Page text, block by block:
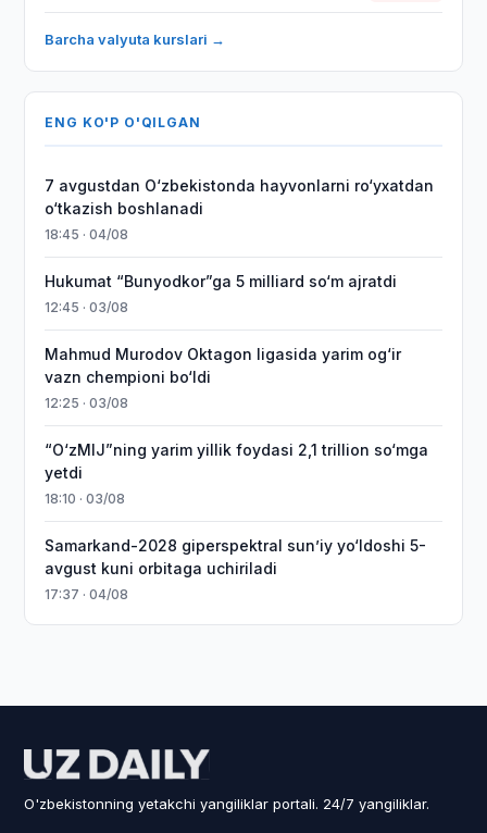
Barcha valyuta kurslari →
ENG KO'P O'QILGAN
7 avgustdan O‘zbekistonda hayvonlarni ro‘yxatdan
o‘tkazish boshlanadi
18:45 · 04/08
Hukumat “Bunyodkor”ga 5 milliard so‘m ajratdi
12:45 · 03/08
Mahmud Murodov Oktagon ligasida yarim og‘ir
vazn chempioni bo‘ldi
12:25 · 03/08
“O‘zMIJ”ning yarim yillik foydasi 2,1 trillion so‘mga
yetdi
18:10 · 03/08
Samarkand-2028 giperspektral sun’iy yo‘ldoshi 5-
avgust kuni orbitaga uchiriladi
17:37 · 04/08
O'zbekistonning yetakchi yangiliklar portali. 24/7 yangiliklar.